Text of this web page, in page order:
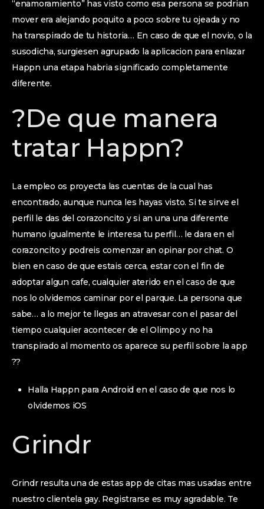
“enamoramiento” has visto como esa persona se podri­an
mover era alejando poquito a poco sobre tu ojeada y no
ha transpirado de tu historia… En caso de que el novio, o la
susodicha, surgiesen agrupado la aplicacion para enlazar
Happn una etapa habria significado completamente
diferente.
?De que manera
tratar Happn?
La empleo os proyecta las cuentas de la cual has
encontrado, aunque nunca les hayas visto. Si te sirve el
perfil le das del corazoncito y si an una una diferente
humano igualmente le interesa tu perfil… le dara en el
corazoncito y podreis comenzar an opinar por chat. O
bien en caso de que estais cerca, estar con el fin de
adoptar algun cafe, cualquier aterido en el caso de que
nos lo olvidemos caminar por el parque. La persona que
sabe… a lo mejor te llegas an atravesar con el pasar del
tiempo cualquier acontecer de el Olimpo y no ha
transpirado al momento os aparece su perfil sobre la app
??
Halla Happn para Android en el caso de que nos lo
olvidemos iOS
Grindr
Grindr resulta una de estas app de citas mas usadas entre
nuestro clientela gay. Registrarse es muy agradable. Te